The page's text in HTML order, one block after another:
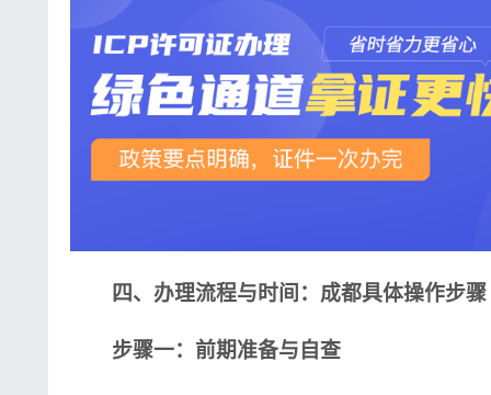
四、办理流程与时间：成都具体操作步骤
步骤一：前期准备与自查